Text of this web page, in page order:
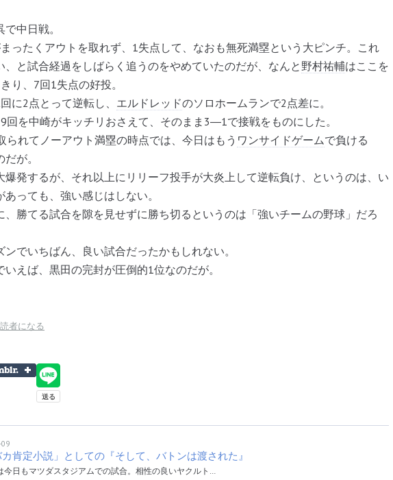
で中日戦。
ったくアウトを取れず、1失点して、なおも無死満塁という大ピンチ。これ
、と試合経過をしばらく追うのをやめていたのだが、なんと 野村祐輔はここを
り、7回1失点の好投。
に2点とって逆転し、 エルドレッドのソロホームランで2点差に。
を中崎がキッチリおさえて、そのまま3―1で接戦をものにした。
れてノーアウト満塁の時点では、今日はもう ワンサイドゲームで負ける
が。
発するが、それ以上にリリーフ投手が大炎上して逆転負け、というのは、い
っても、強い感じはしない。
勝てる試合を隙を見せずに勝ち切るというのは「強いチームの野球」だろ
でいちばん、良い試合だったかもしれない。
えば、黒田の完封が圧倒的1位なのだが。
読者になる
カ肯定小説」としての『そして、バトンは渡された』
今日もマツダスタジアムでの試合。相性の良いヤクルト…